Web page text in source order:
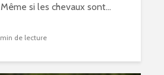
si les chevaux sont...
de lecture